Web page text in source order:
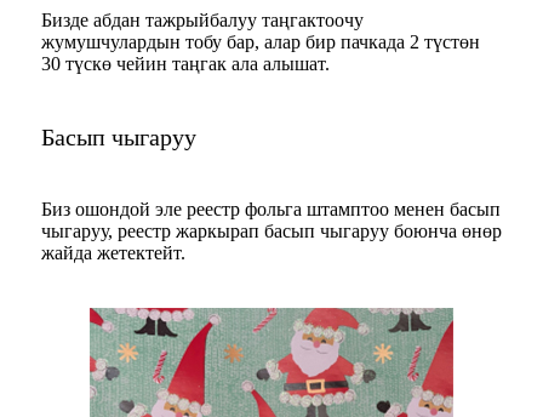
Бизде абдан тажрыйбалуу таңгактоочу
жумушчулардын тобу бар, алар бир пачкада 2 түстөн
30 түскө чейин таңгак ала алышат.
Басып чыгаруу
Биз ошондой эле реестр фольга штамптоо менен басып
чыгаруу, реестр жаркырап басып чыгаруу боюнча өнөр
жайда жетектейт.